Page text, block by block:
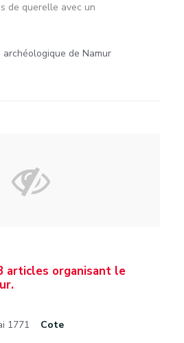
de querelle avec un
archéologique de Namur
articles organisant le
1771
Cote